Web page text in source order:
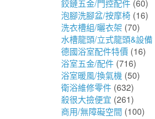
鉸鏈五金/門控配件 (60)
泡腳洗腳盆/按摩椅 (16)
洗衣槽組/曬衣架 (70)
水槽龍頭/立式龍頭&設備
德國浴室配件特價 (16)
浴室五金/配件 (716)
浴室暖風/換氣機 (50)
衛浴維修零件 (632)
殺很大撿便宜 (261)
商用/無障礙空間 (100)